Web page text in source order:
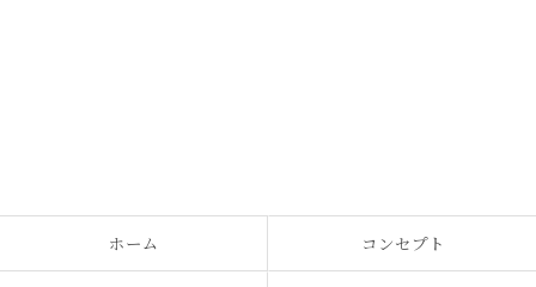
ホーム コンセプト